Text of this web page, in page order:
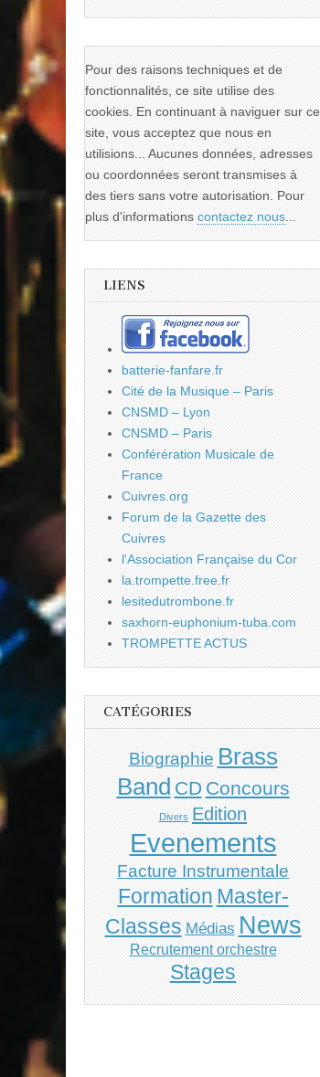
Pour des raisons techniques et de
fonctionnalités, ce site utilise des
cookies. En continuant à naviguer sur ce
site, vous acceptez que nous en
utilisions... Aucunes données, adresses
ou coordonnées seront transmises à
des tiers sans votre autorisation. Pour
plus d'informations contactez nous...
LIENS
batterie-fanfare.fr
Cité de la Musique – Paris
CNSMD – Lyon
CNSMD – Paris
Conférération Musicale de
France
Cuivres.org
Forum de la Gazette des
Cuivres
l'Association Française du Cor
la.trompette.free.fr
lesitedutrombone.fr
saxhorn-euphonium-tuba.com
TROMPETTE ACTUS
CATÉGORIES
Biographie Brass
Band CD Concours
Divers Edition
Evenements
Facture Instrumentale
Formation Master-
Classes Médias News
Recrutement orchestre
Stages